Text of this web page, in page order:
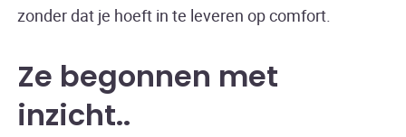
zonder dat je hoeft in te leveren op comfort.
Ze begonnen met
inzicht.